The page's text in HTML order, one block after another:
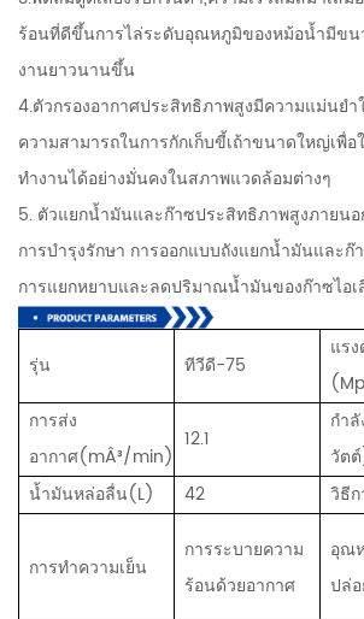
ร้อนที่ดีขึ้นการไล่ระดับอุณหภูมิของหม้อน้ำมีขน
งานยาวนานขึ้น
4.ตัวกรองอากาศประสิทธิภาพสูงมีความแม่นยำ
ความสามารถในการกักเก็บขี้เถ้าขนาดใหญ่เพื่อ
ทำงานได้อย่างมั่นคงในสภาพแวดล้อมต่างๆ
5. ตัวแยกน้ำมันและก๊าซประสิทธิภาพสูงภายน
การบำรุงรักษา การออกแบบถังแยกน้ำมันและก๊
การแยกหยาบและลดปริมาณน้ำมันของก๊าซไอเ
รุ่น ทีวีดี-75
แร
การส่ง
อากาศ(mÂ³/min)
12.1
กำ
วัต
น้ำมันหล่อลื่น(L)
42 วิธี
การทำความเย็น
การระบายความ
ร้อนด้วยอากาศ
อุณ
ปล่